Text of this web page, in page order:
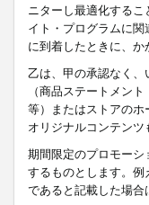
ニターし最適化する
イト・プログラムに
に到着したときに、
乙は、甲の承認なく
（商品ステートメン
等）またはストアの
オリジナルコンテンツ
期間限定のプロモー
するものとします。
であると記載した場